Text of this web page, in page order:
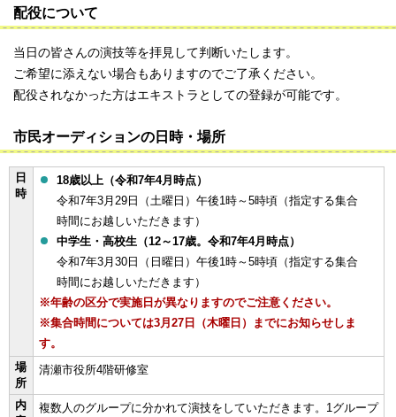
配役について
当日の皆さんの演技等を拝見して判断いたします。
ご希望に添えない場合もありますのでご了承ください。
配役されなかった方はエキストラとしての登録が可能です。
市民オーディションの日時・場所
日
時
18歳以上（令和7年4月時点）
令和7年3月29日（土曜日）午後1時～5時頃（指定する集合
時間にお越しいただきます）
中学生・高校生（12～17歳。令和7年4月時点）
令和7年3月30日（日曜日）午後1時～5時頃（指定する集合
時間にお越しいただきます）
※年齢の区分で実施日が異なりますのでご注意ください。
※集合時間については3月27日（木曜日）までにお知らせしま
す。
場
所
清瀬市役所4階研修室
内
複数人のグループに分かれて演技をしていただきます。1グループ